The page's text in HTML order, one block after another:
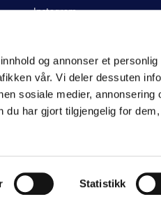
og annonser et
vår. Vi deler dessuten
sosiale medier, annonsering
du har gjort tilgjengelig for
Statistikk
Instagram